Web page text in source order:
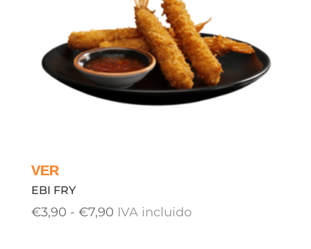
EBI FRY
€3,90 - €7,90Rango
IVA incluido